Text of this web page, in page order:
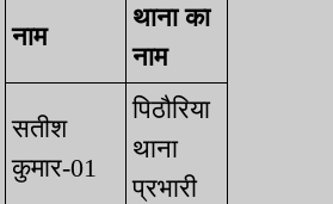
नाम
थाना का
नाम
सतीश
कुमार-01
पिठौरिया
थाना
प्रभारी